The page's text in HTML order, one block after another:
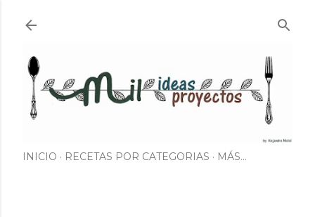
INICIO RECETAS POR CATEGORIAS MÁS…